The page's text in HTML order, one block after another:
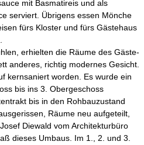
mit Basmatireis und als
serviert. Übrigens essen Mönche
fürs Kloster und fürs Gästehaus
erhielten die Räume des Gäste-
anderes, richtig modernes Gesicht.
kernsaniert worden. Es wurde ein
bis ins 3. Obergeschoss
bis in den Rohbauzustand
Räume neu aufgeteilt,
Diewald vom Architekturbüro
dieses Umbaus. Im 1., 2. und 3.